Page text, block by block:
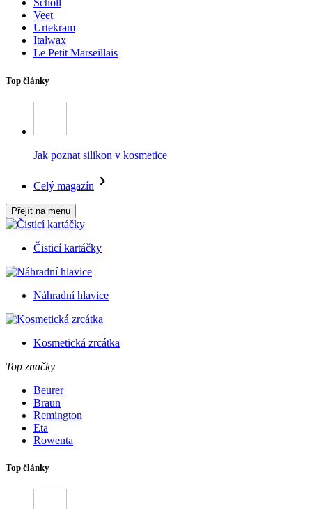
Scholl
Veet
Urtekram
Italwax
Le Petit Marseillais
Top články
Jak poznat silikon v kosmetice
Celý magazín
Přejít na menu
Čisticí kartáčky
Náhradní hlavice
Kosmetická zrcátka
Top značky
Beurer
Braun
Remington
Eta
Rowenta
Top články